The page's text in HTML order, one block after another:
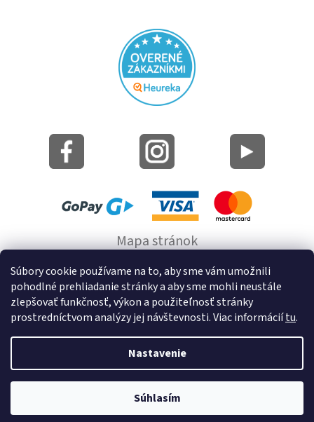
Súbory cookie používame na to, aby sme vám umožnili
pohodlné prehliadanie stránky a aby sme mohli neustále
zlepšovať funkčnosť, výkon a použiteľnosť stránky
prostredníctvom analýzy jej návštevnosti. Viac informáciítu.
Nastavenie
Súhlasím
Mapa stránok
Informácie o cookie
© 2022 GRUND a.s.
Vytvoril Shoptet
Kúpeľňové predložky a doplnky na stenu bez
vŕtania GRUND. Všetky práva vyhradené.